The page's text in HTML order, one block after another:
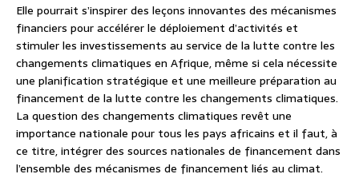
Elle pourrait s’inspirer des leçons innovantes des mécanismes
financiers pour accélérer le déploiement d’activités et
stimuler les investissements au service de la lutte contre les
changements climatiques en Afrique, même si cela nécessite
une planification stratégique et une meilleure préparation au
financement de la lutte contre les changements climatiques.
La question des changements climatiques revêt une
importance nationale pour tous les pays africains et il faut, à
ce titre, intégrer des sources nationales de financement dans
l’ensemble des mécanismes de financement liés au climat.